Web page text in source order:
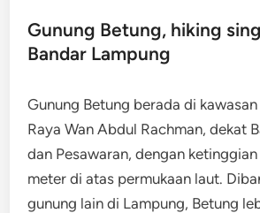
Gunung Betung, hiking
Bandar Lampung
Gunung Betung berada di
Raya Wan Abdul Rachman, dekat
dan Pesawaran, dengan
meter di atas permukaan laut.
gunung lain di Lampung, Betung